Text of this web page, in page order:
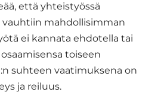
että yhteistyössä
vauhtiin mahdollisimman
ei kannata ehdotella tai
toiseen
suhteen vaatimuksena on
ja reiluus.